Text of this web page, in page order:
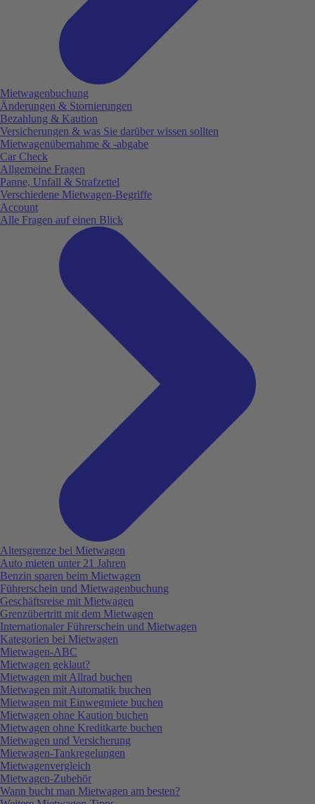
Mietwagenbuchung
Änderungen & Stornierungen
Bezahlung & Kaution
Versicherungen & was Sie darüber wissen sollten
Mietwagenübernahme & -abgabe
Car Check
Allgemeine Fragen
Panne, Unfall & Strafzettel
Verschiedene Mietwagen-Begriffe
Account
Alle Fragen auf einen Blick
Altersgrenze bei Mietwagen
Auto mieten unter 21 Jahren
Benzin sparen beim Mietwagen
Führerschein und Mietwagenbuchung
Geschäftsreise mit Mietwagen
Grenzübertritt mit dem Mietwagen
Internationaler Führerschein und Mietwagen
Kategorien bei Mietwagen
Mietwagen-ABC
Mietwagen geklaut?
Mietwagen mit Allrad buchen
Mietwagen mit Automatik buchen
Mietwagen mit Einwegmiete buchen
Mietwagen ohne Kaution buchen
Mietwagen ohne Kreditkarte buchen
Mietwagen und Versicherung
Mietwagen-Tankregelungen
Mietwagenvergleich
Mietwagen-Zubehör
Wann bucht man Mietwagen am besten?